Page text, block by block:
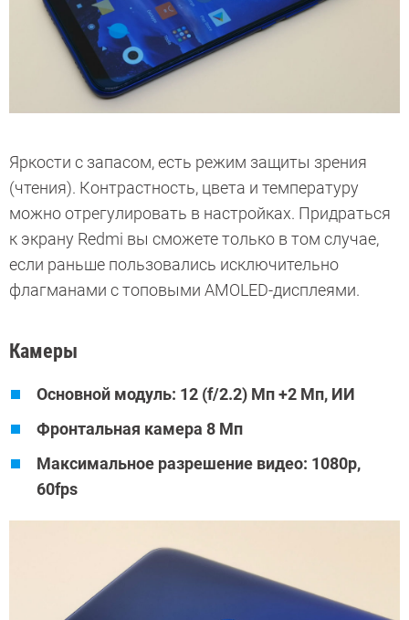
Яркости с запасом, есть режим защиты зрения
(чтения). Контрастность, цвета и температуру
можно отрегулировать в настройках. Придраться
к экрану Redmi вы сможете только в том случае,
если раньше пользовались исключительно
флагманами с топовыми AMOLED-дисплеями.
Камеры
Основной модуль: 12 (f/2.2) Мп +2 Мп, ИИ
Фронтальная камера 8 Мп
Максимальное разрешение видео: 1080p,
60fps